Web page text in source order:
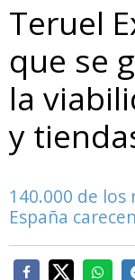
Teruel
que se
la
y
140.000 de
España